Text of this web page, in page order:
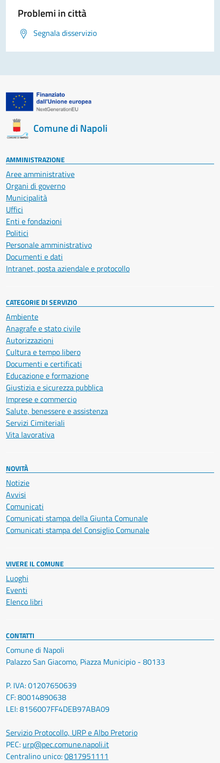
Problemi in città
Segnala disservizio
Comune di Napoli
AMMINISTRAZIONE
Aree amministrative
Organi di governo
Municipalità
Uffici
Enti e fondazioni
Politici
Personale amministrativo
Documenti e dati
Intranet, posta aziendale e protocollo
CATEGORIE DI SERVIZIO
Ambiente
Anagrafe e stato civile
Autorizzazioni
Cultura e tempo libero
Documenti e certificati
Educazione e formazione
Giustizia e sicurezza pubblica
Imprese e commercio
Salute, benessere e assistenza
Servizi Cimiteriali
Vita lavorativa
NOVITÀ
Notizie
Avvisi
Comunicati
Comunicati stampa della Giunta Comunale
Comunicati stampa del Consiglio Comunale
VIVERE IL COMUNE
Luoghi
Eventi
Elenco libri
CONTATTI
Comune di Napoli
Palazzo San Giacomo, Piazza Municipio - 80133
P. IVA: 01207650639
CF: 80014890638
LEI: 8156007FF4DEB97ABA09
Servizio Protocollo, URP e Albo Pretorio
PEC: urp@pec.comune.napoli.it
Centralino unico:0817951111